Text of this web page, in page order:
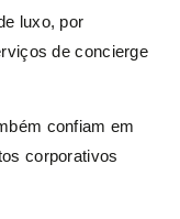
luxo, por
de concierge
confiam em
corporativos